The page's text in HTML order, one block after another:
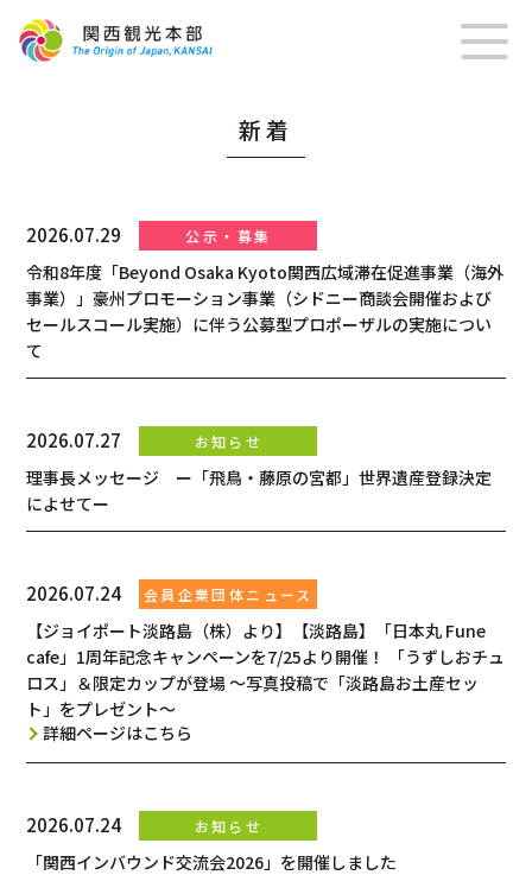
新着
2026.07.29
令和8年度「Beyond Osaka Kyoto関西広域滞在促進事業（海外
事業）」豪州プロモーション事業（シドニー商談会開催および
セールスコール実施）に伴う公募型プロポーザルの実施につい
て
2026.07.27
理事長メッセージ ー「飛鳥・藤原の宮都」世界遺産登録決定
によせてー
2026.07.24
【ジョイポート淡路島（株）より】【淡路島】「日本丸 Fune
cafe」1周年記念キャンペーンを7/25より開催！ 「うずしおチュ
ロス」＆限定カップが登場 〜写真投稿で「淡路島お土産セッ
ト」をプレゼント〜
詳細ページはこちら
2026.07.24
「関西インバウンド交流会2026」を開催しました